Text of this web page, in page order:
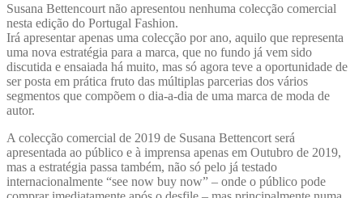
Susana Bettencourt não apresentou nenhuma colecção comercial
nesta edição do Portugal Fashion.
Irá apresentar apenas uma colecção por ano, aquilo que representa
uma nova estratégia para a marca, que no fundo já vem sido
discutida e ensaiada há muito, mas só agora teve a oportunidade de
ser posta em prática fruto das múltiplas parcerias dos vários
segmentos que compõem o dia-a-dia de uma marca de moda de
autor.
A colecção comercial de 2019 de Susana Bettencort será
apresentada ao público e à imprensa apenas em Outubro de 2019,
mas a estratégia passa também, não só pelo já testado
internacionalmente “see now buy now” – onde o público pode